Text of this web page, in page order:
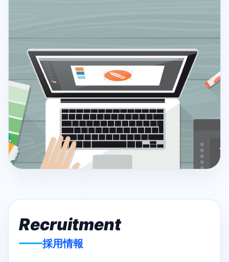
Recruitment
採用情報